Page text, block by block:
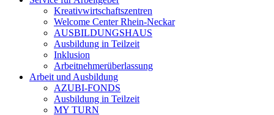
Kreativwirtschaftszentren
Welcome Center Rhein-Neckar
AUSBILDUNGSHAUS
Ausbildung in Teilzeit
Inklusion
Arbeitnehmerüberlassung
Arbeit und Ausbildung
AZUBI-FONDS
Ausbildung in Teilzeit
MY TURN